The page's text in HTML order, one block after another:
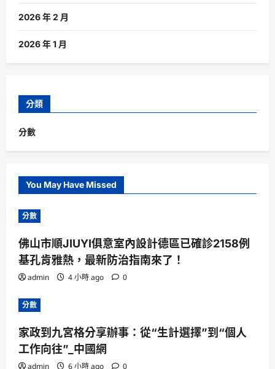
2026 年 2 月
2026 年 1 月
分類
分數
You May Have Missed
分數
佛山市順JIUYI俱意室內設計德區已確診2158例
基孔肯雅熱，最新防治指南來了！
admin 4 小時 ago 0
分數
家政到九宮格分享辦事：從“生計選擇”到“個人
工作向往”_中國網
admin 6 小時 ago 0